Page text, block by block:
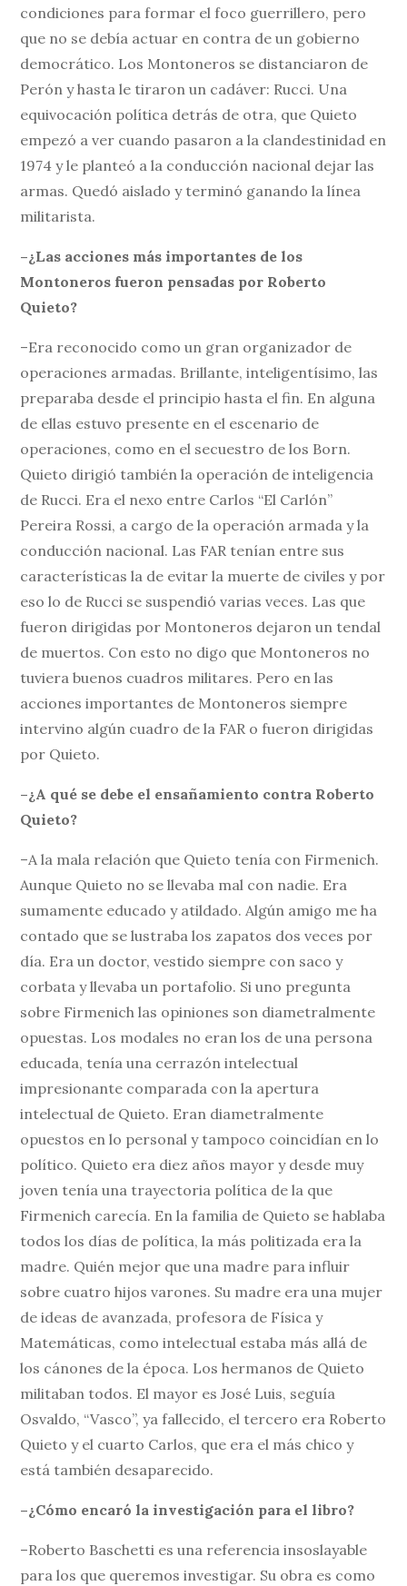
condiciones para formar el foco guerrillero, pero
que no se debía actuar en contra de un gobierno
democrático. Los Montoneros se distanciaron de
Perón y hasta le tiraron un cadáver: Rucci. Una
equivocación política detrás de otra, que Quieto
empezó a ver cuando pasaron a la clandestinidad en
1974 y le planteó a la conducción nacional dejar las
armas. Quedó aislado y terminó ganando la línea
militarista.
–¿Las acciones más importantes de los
Montoneros fueron pensadas por Roberto
Quieto?
–Era reconocido como un gran organizador de
operaciones armadas. Brillante, inteligentísimo, las
preparaba desde el principio hasta el fin. En alguna
de ellas estuvo presente en el escenario de
operaciones, como en el secuestro de los Born.
Quieto dirigió también la operación de inteligencia
de Rucci. Era el nexo entre Carlos “El Carlón”
Pereira Rossi, a cargo de la operación armada y la
conducción nacional. Las FAR tenían entre sus
características la de evitar la muerte de civiles y por
eso lo de Rucci se suspendió varias veces. Las que
fueron dirigidas por Montoneros dejaron un tendal
de muertos. Con esto no digo que Montoneros no
tuviera buenos cuadros militares. Pero en las
acciones importantes de Montoneros siempre
intervino algún cuadro de la FAR o fueron dirigidas
por Quieto.
–¿A qué se debe el ensañamiento contra Roberto
Quieto?
–A la mala relación que Quieto tenía con Firmenich.
Aunque Quieto no se llevaba mal con nadie. Era
sumamente educado y atildado. Algún amigo me ha
contado que se lustraba los zapatos dos veces por
día. Era un doctor, vestido siempre con saco y
corbata y llevaba un portafolio. Si uno pregunta
sobre Firmenich las opiniones son diametralmente
opuestas. Los modales no eran los de una persona
educada, tenía una cerrazón intelectual
impresionante comparada con la apertura
intelectual de Quieto. Eran diametralmente
opuestos en lo personal y tampoco coincidían en lo
político. Quieto era diez años mayor y desde muy
joven tenía una trayectoria política de la que
Firmenich carecía. En la familia de Quieto se hablaba
todos los días de política, la más politizada era la
madre. Quién mejor que una madre para influir
sobre cuatro hijos varones. Su madre era una mujer
de ideas de avanzada, profesora de Física y
Matemáticas, como intelectual estaba más allá de
los cánones de la época. Los hermanos de Quieto
militaban todos. El mayor es José Luis, seguía
Osvaldo, “Vasco”, ya fallecido, el tercero era Roberto
Quieto y el cuarto Carlos, que era el más chico y
está también desaparecido.
–¿Cómo encaró la investigación para el libro?
–Roberto Baschetti es una referencia insoslayable
para los que queremos investigar. Su obra es como